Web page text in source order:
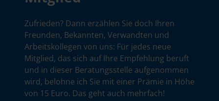
Zufrieden? Dann erzählen Sie doch Ihren
Freunden, Bekannten, Verwandten und
Arbeitskollegen von uns: Für jedes neue
Mitglied, das sich auf Ihre Empfehlung beruft
und in dieser Beratungsstelle aufgenommen
wird, belohne ich Sie mit einer Prämie in Höhe
von 15 Euro. Das geht auch mehrfach!